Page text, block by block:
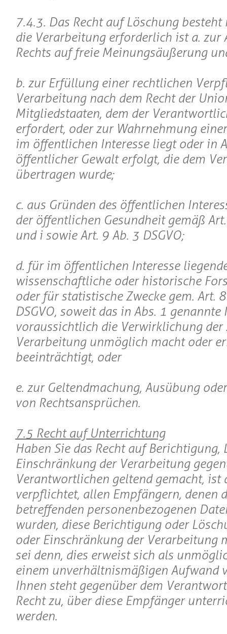
7.4.3. Das Recht auf Löschung
die Verarbeitung erforderlich ist a. zur
Rechts auf freie Meinungsäußerung
b. zur Erfüllung einer rechtlichen
Verarbeitung nach dem Recht der
Mitgliedstaaten, dem der
erfordert, oder zur Wahrnehmung
im öffentlichen Interesse liegt oder in
öffentlicher Gewalt erfolgt, die dem
übertragen wurde;
c. aus Gründen des öffentlichen
der öffentlichen Gesundheit gemäß
und i sowie Art. 9 Ab. 3 DSGVO;
d. für im öffentlichen Interesse
wissenschaftliche oder historische
oder für statistische Zwecke gem. Art.
DSGVO, soweit das in Abs. 1 genannte
voraussichtlich die Verwirklichung der
Verarbeitung unmöglich macht oder
beeinträchtigt, oder
e. zur Geltendmachung, Ausübung
von Rechtsansprüchen.
7.5 Recht auf Unterrichtung
Haben Sie das Recht auf Berichtigung,
Einschränkung der Verarbeitung
Verantwortlichen geltend gemacht, ist
verpflichtet, allen Empfängern, denen
betreffenden personenbezogenen
wurden, diese Berichtigung oder
oder Einschränkung der Verarbeitung
sei denn, dies erweist sich als
einem unverhältnismäßigen Aufwand
Ihnen steht gegenüber dem
Recht zu, über diese Empfänger
werden.